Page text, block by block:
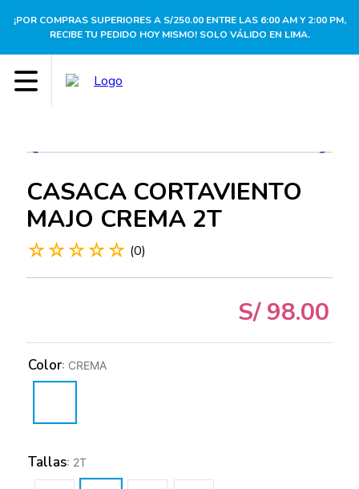
¡POR COMPRAS SUPERIORES A S/250.00 ENTRE LAS 6:00 AM Y 2:00 PM,
RECIBE TU PEDIDO HOY MISMO! SOLO VÁLIDO EN LIMA.
CASACA CORTAVIENTO
MAJO CREMA 2T
☆☆☆☆☆ (0)
S/ 98.00
Tallas: 2T
Color: CREMA